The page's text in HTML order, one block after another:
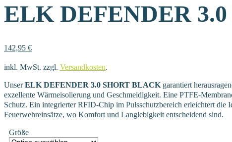
ELK DEFENDER
142,95 €
inkl. MwSt. zzgl. Versandkosten.
UnserELK DEFENDER 3.0 SHORT BLACK garantiert
exzellente Wärmeisolierung und Geschmeidigkeit. Eine PTFE-
Schutz. Ein integrierter RFID-Chip im Pulsschutzbereich erleichtert
Feuerwehreinsätze, wo Komfort und Langlebigkeit entscheidend sind.
Größe